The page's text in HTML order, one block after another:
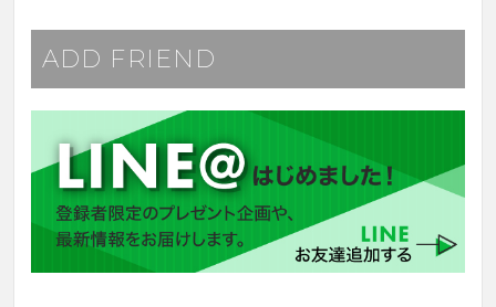
ADD FRIEND